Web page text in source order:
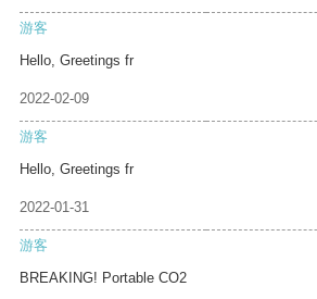
游客
Hello, Greetings fr
2022-02-09
游客
Hello, Greetings fr
2022-01-31
游客
BREAKING! Portable CO2